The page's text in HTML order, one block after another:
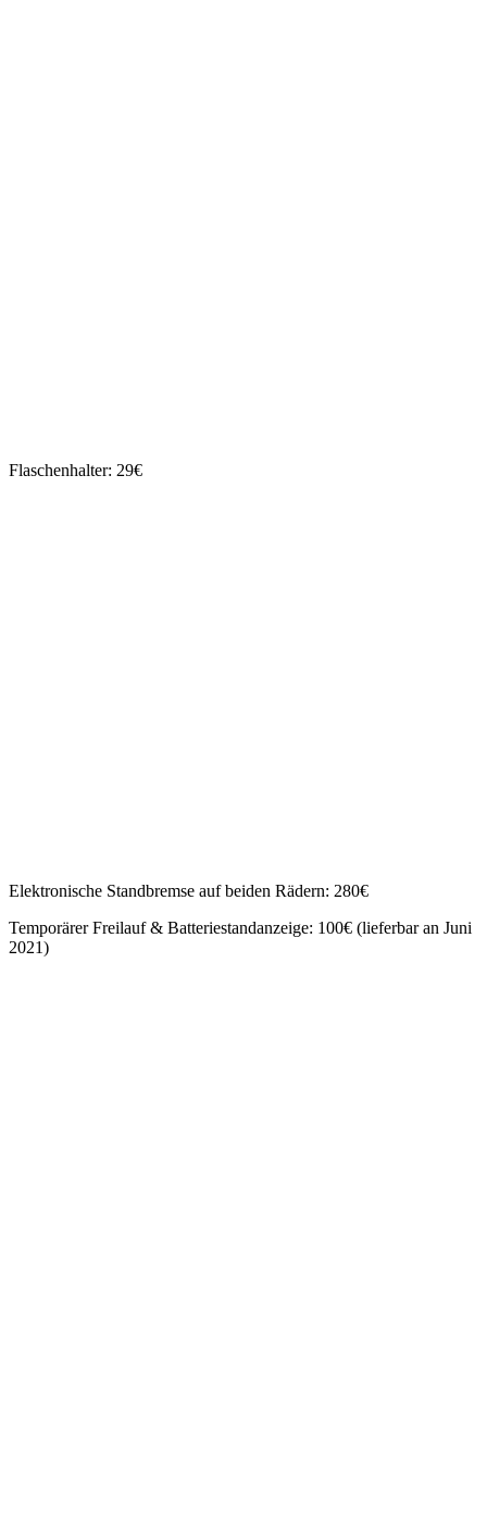
Flaschenhalter: 29€
Elektronische Standbremse auf beiden Rädern: 280€
Temporärer Freilauf & Batteriestandanzeige: 100€ (lieferbar an Juni
2021)